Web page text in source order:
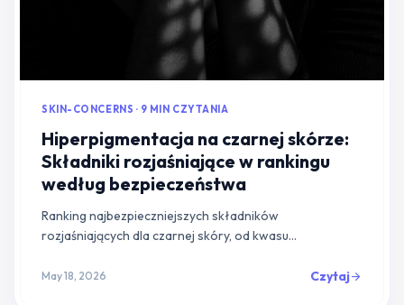
SKIN-CONCERNS · 9 MIN CZYTANIA
Hiperpigmentacja na czarnej skórze:
Składniki rozjaśniające w rankingu
według bezpieczeństwa
Ranking najbezpieczniejszych składników
rozjaśniających dla czarnej skóry, od kwasu
pod nadzorem dermatologa.
May 18, 2026 Czytajarrow_forward